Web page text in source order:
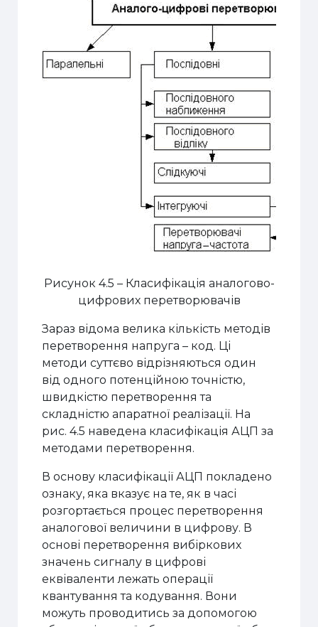
Рисунок 4.5 – Класифікація аналогово-
цифрових перетворювачів
Зараз відома велика кількість методів
перетворення напруга – код. Ці
методи суттєво відрізняються один
від одного потенційною точністю,
швидкістю перетворення та
складністю апаратної реалізації. На
рис. 4.5 наведена класифікація АЦП за
методами перетворення.
В основу класифікації АЦП покладено
ознаку, яка вказує на те, як в часі
розгортається процес перетворення
аналогової величини в цифрову. В
основі перетворення вибіркових
значень сигналу в цифрові
еквіваленти лежать операції
квантування та кодування. Вони
можуть проводитись за допомогою